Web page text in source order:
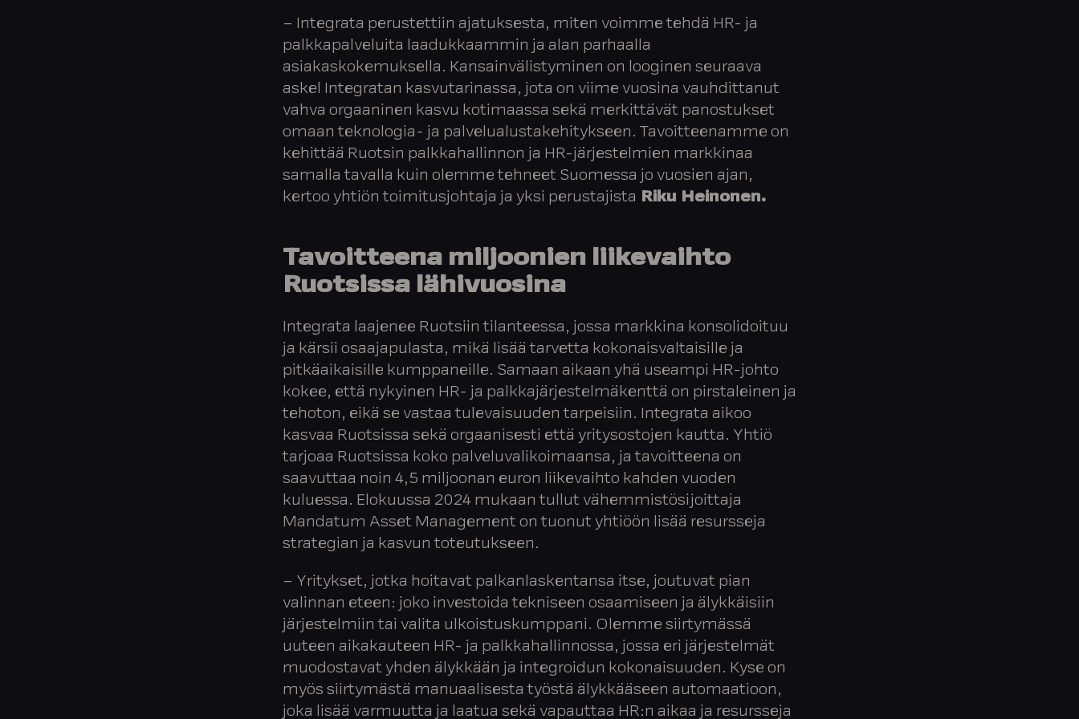
– Integrata perustettiin ajatuksesta, miten voimme tehdä HR- ja
palkkapalveluita laadukkaammin ja alan parhaalla
asiakaskokemuksella. Kansainvälistyminen on looginen seuraava
askel Integratan kasvutarinassa, jota on viime vuosina vauhdittanut
vahva orgaaninen kasvu kotimaassa sekä merkittävät panostukset
omaan teknologia- ja palvelualustakehitykseen. Tavoitteenamme on
kehittää Ruotsin palkkahallinnon ja HR-järjestelmien markkinaa
samalla tavalla kuin olemme tehneet Suomessa jo vuosien ajan,
kertoo yhtiön toimitusjohtaja ja yksi perustajista
Riku Heinonen.
Tavoitteena miljoonien liikevaihto
Ruotsissa lähivuosina
Integrata laajenee Ruotsiin tilanteessa, jossa markkina konsolidoituu
ja kärsii osaajapulasta, mikä lisää tarvetta kokonaisvaltaisille ja
pitkäaikaisille kumppaneille. Samaan aikaan yhä useampi HR-johto
kokee, että nykyinen HR- ja palkkajärjestelmäkenttä on pirstaleinen ja
tehoton, eikä se vastaa tulevaisuuden tarpeisiin. Integrata aikoo
kasvaa Ruotsissa sekä orgaanisesti että yritysostojen kautta. Yhtiö
tarjoaa Ruotsissa koko palveluvalikoimaansa, ja tavoitteena on
saavuttaa noin 4,5 miljoonan euron liikevaihto kahden vuoden
kuluessa. Elokuussa 2024 mukaan tullut vähemmistösijoittaja
Mandatum Asset Management on tuonut yhtiöön lisää resursseja
strategian ja kasvun toteutukseen.
– Yritykset, jotka hoitavat palkanlaskentansa itse, joutuvat pian
valinnan eteen: joko investoida tekniseen osaamiseen ja älykkäisiin
järjestelmiin tai valita ulkoistuskumppani. Olemme siirtymässä
uuteen aikakauteen HR- ja palkkahallinnossa, jossa eri järjestelmät
muodostavat yhden älykkään ja integroidun kokonaisuuden. Kyse on
myös siirtymästä manuaalisesta työstä älykkääseen automaatioon,
joka lisää varmuutta ja laatua sekä vapauttaa HR:n aikaa ja resursseja